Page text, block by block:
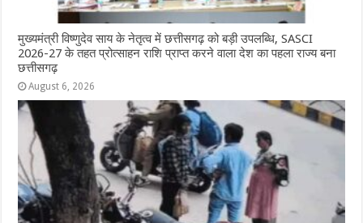
मुख्यमंत्री विष्णुदेव साय के नेतृत्व में छत्तीसगढ़ को बड़ी उपलब्धि, SASCI
2026-27 के तहत प्रोत्साहन राशि प्राप्त करने वाला देश का पहला राज्य बना
छत्तीसगढ़
August 6, 2026